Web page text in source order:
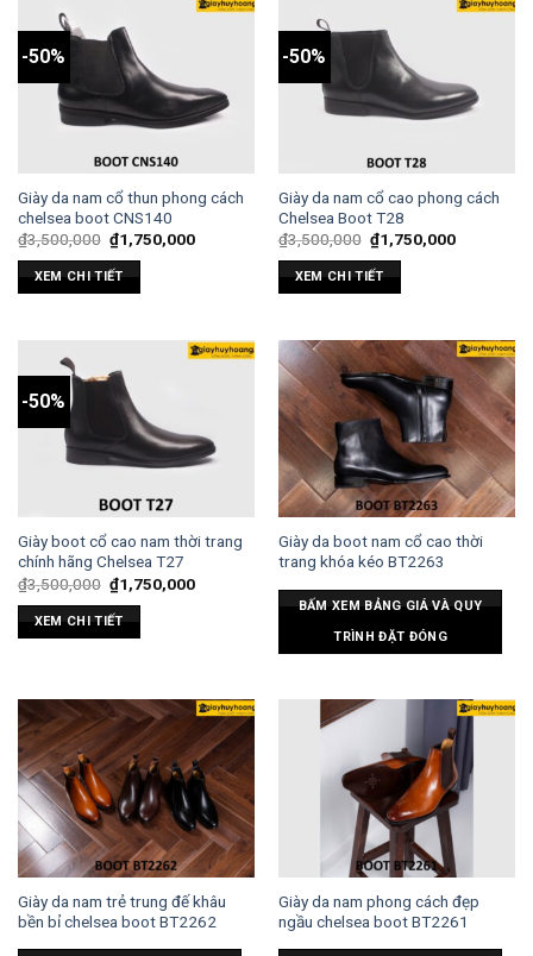
-50%
Giày da nam cổ thun phong cách
chelsea boot CNS140
₫3,500,000 ₫1,750,000
XEM CHI TIẾT
-50%
Giày da nam cổ cao phong cách
Chelsea Boot T28
₫3,500,000 ₫1,750,000
XEM CHI TIẾT
-50%
Giày boot cổ cao nam thời trang
chính hãng Chelsea T27
₫3,500,000 ₫1,750,000
XEM CHI TIẾT
Giày da boot nam cổ cao thời
trang khóa kéo BT2263
BẤM XEM BẢNG GIÁ VÀ QUY
TRÌNH ĐẶT ĐÓNG
Giày da nam trẻ trung đế khâu
bền bỉ chelsea boot BT2262
Giày da nam phong cách đẹp
ngầu chelsea boot BT2261